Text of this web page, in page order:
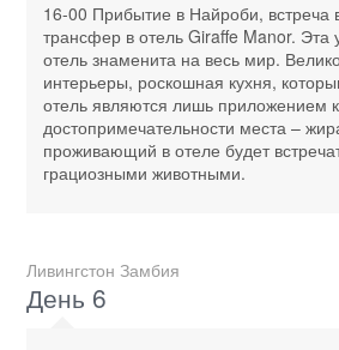
16-00 Прибытие в Найроби, встреча
трансфер в отель Giraffe Manor. Эта
отель знаменита на весь мир.
интерьеры, роскошная кухня,
отель являются лишь приложением
достопримечательности места –
проживающий в отеле будет
грациозными животными.
Ливингстон Замбия
День 6